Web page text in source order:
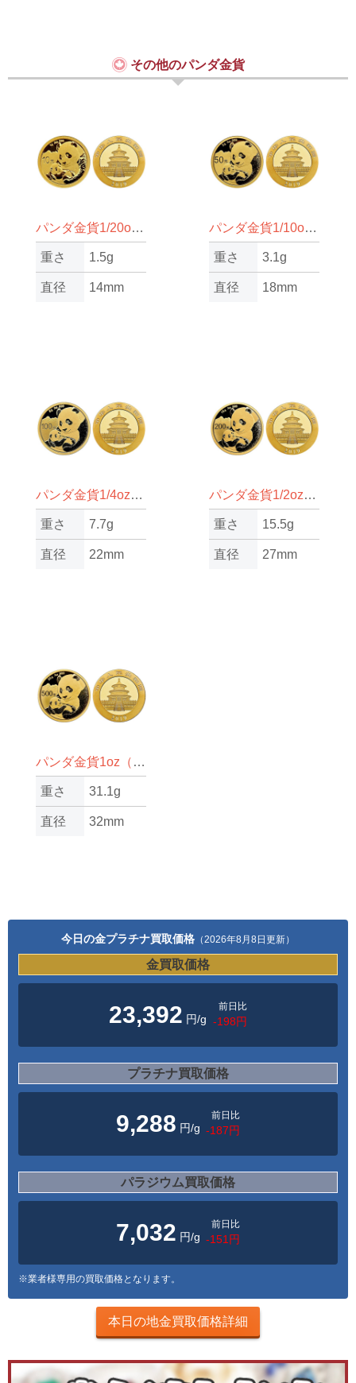
その他のパンダ金貨
パンダ金貨1/20oz（オンス）
重さ 1.5g
直径 14mm
パンダ金貨1/10oz（オンス）
重さ 3.1g
直径 18mm
パンダ金貨1/4oz（オンス）
重さ 7.7g
直径 22mm
パンダ金貨1/2oz（オンス）
重さ 15.5g
直径 27mm
パンダ金貨1oz（オンス）
重さ 31.1g
直径 32mm
今日の金プラチナ買取価格 （2026年8月8日更新）
金買取価格
23,392 円/g
前日比
-198円
プラチナ買取価格
9,288 円/g
前日比
-187円
パラジウム買取価格
7,032 円/g
前日比
-151円
※業者様専用の買取価格となります。
本日の地金買取価格詳細